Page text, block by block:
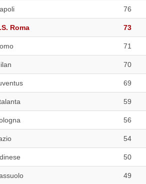
76
Roma 73
71
70
69
59
56
54
50
49